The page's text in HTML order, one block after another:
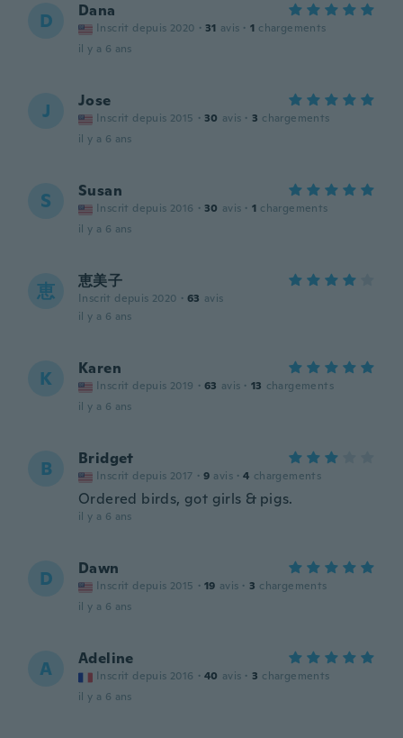
D Dana
Inscrit depuis 2020 · 31 avis · 1 chargements
il y a 6 ans
J Jose
Inscrit depuis 2015 · 30 avis · 3 chargements
il y a 6 ans
S Susan
Inscrit depuis 2016 · 30 avis · 1 chargements
il y a 6 ans
恵 恵美子
Inscrit depuis 2020 · 63 avis
il y a 6 ans
K Karen
Inscrit depuis 2019 · 63 avis · 13 chargements
il y a 6 ans
B Bridget
Inscrit depuis 2017 · 9 avis · 4 chargements
Ordered birds, got girls & pigs.
il y a 6 ans
D Dawn
Inscrit depuis 2015 · 19 avis · 3 chargements
il y a 6 ans
A Adeline
Inscrit depuis 2016 · 40 avis · 3 chargements
il y a 6 ans